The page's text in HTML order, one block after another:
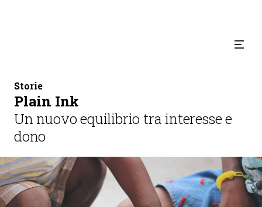
Storie
Plain Ink
Un nuovo equilibrio tra interesse e
dono